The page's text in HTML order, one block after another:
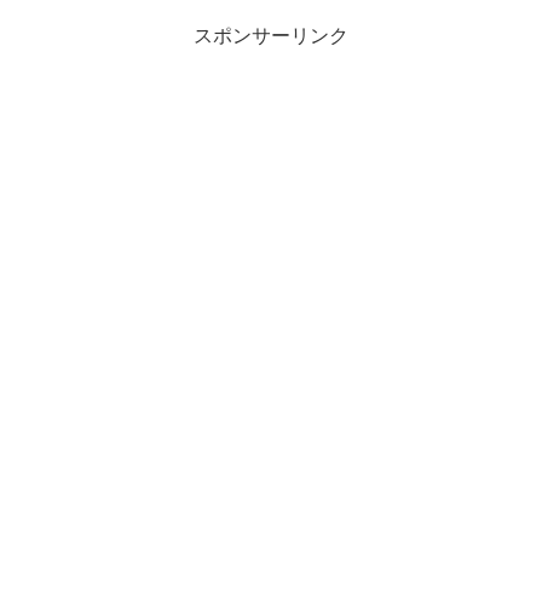
スポンサーリンク